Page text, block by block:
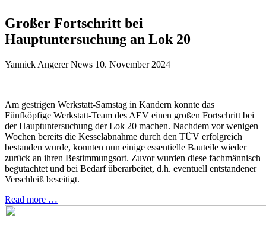
Großer Fortschritt bei
Hauptuntersuchung an Lok 20
Yannick Angerer News 10. November 2024
Am gestrigen Werkstatt-Samstag in Kandern konnte das
Fünfköpfige Werkstatt-Team des AEV einen großen Fortschritt bei
der Hauptuntersuchung der Lok 20 machen. Nachdem vor wenigen
Wochen bereits die Kesselabnahme durch den TÜV erfolgreich
bestanden wurde, konnten nun einige essentielle Bauteile wieder
zurück an ihren Bestimmungsort. Zuvor wurden diese fachmännisch
begutachtet und bei Bedarf überarbeitet, d.h. eventuell entstandener
Verschleiß beseitigt.
Read more …